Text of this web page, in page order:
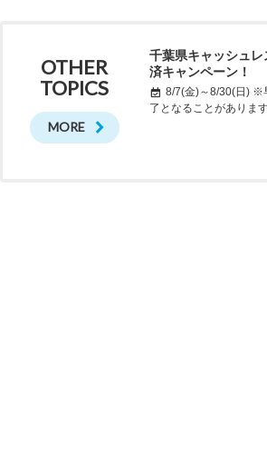
OTHER
TOPICS
MORE
千葉県キャッシュレ
済キャンペーン！
8/7(金)～8/30(日) ※
了となることがありま